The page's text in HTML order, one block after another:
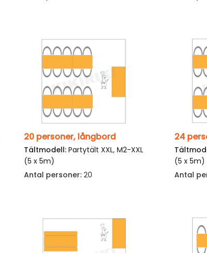
20 personer, långbord
Tältmodell: Partytält XXL,M2-XXL
(5 x 5m)
Antal personer: 20
24
(5 x 5m)
Antal